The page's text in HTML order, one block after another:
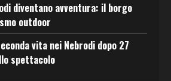
diventano avventura: il borgo
outdoor
vita nei Nebrodi dopo 27
spettacolo